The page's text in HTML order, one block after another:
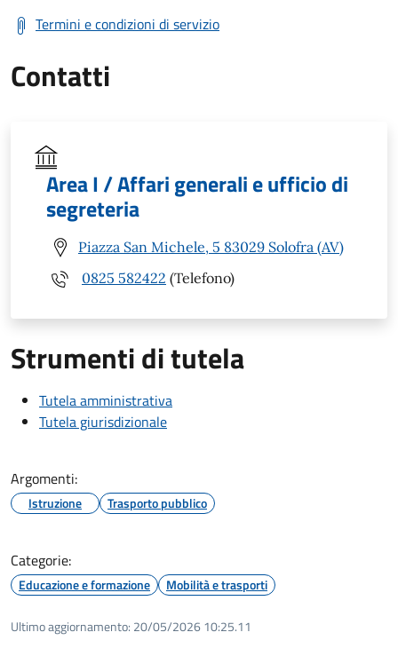
Termini e condizioni di servizio
Contatti
Area I / Affari generali e ufficio di
segreteria
Piazza San Michele, 5 83029 Solofra (AV)
0825 582422 (Telefono)
Strumenti di tutela
Tutela amministrativa
Tutela giurisdizionale
Argomenti:
Istruzione Trasporto pubblico
Categorie:
Educazione e formazione Mobilità e trasporti
Ultimo aggiornamento: 20/05/2026 10:25.11